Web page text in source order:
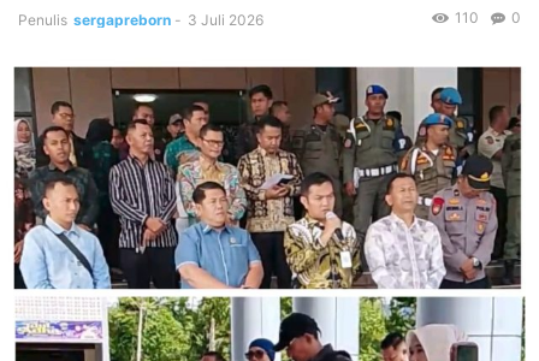
Penulis sergapreborn - 3 Juli 2026 0
110